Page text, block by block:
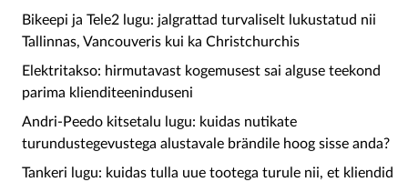
Bikeepi ja Tele2 lugu: jalgrattad turvaliselt lukustatud nii
Tallinnas, Vancouveris kui ka Christchurchis
Elektritakso: hirmutavast kogemusest sai alguse teekond
parima klienditeeninduseni
Andri-Peedo kitsetalu lugu: kuidas nutikate
turundustegevustega alustavale brändile hoog sisse anda?
Tankeri lugu: kuidas tulla uue tootega turule nii, et kliendid